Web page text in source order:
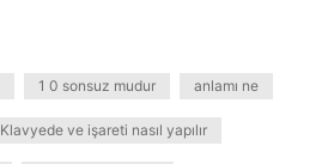
1 0 sonsuz mudur anlamı ne
Klavyede ve işareti nasıl yapılır